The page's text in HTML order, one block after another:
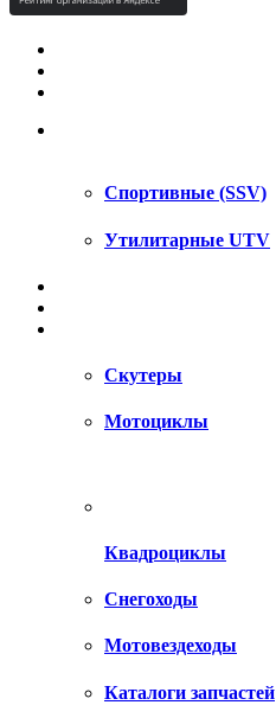
Спортивные (SSV)
Утилитарные UTV
Скутеры
Мотоциклы
Квадроциклы
Снегоходы
Мотовездеходы
Каталоги запчастей